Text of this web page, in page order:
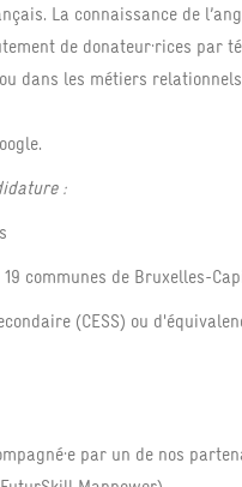
La connaissance de
de donateur·rices par
dans les métiers relationnels
:
communes de Bruxelles-
(CESS) ou
par un de nos